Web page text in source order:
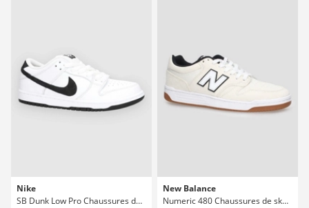
Nike
SB Dunk Low Pro Chaussures de skate
New Balance
Numeric 480 Chaussures de skate